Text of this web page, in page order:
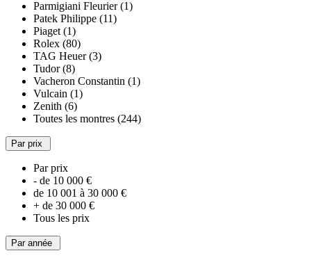
Parmigiani Fleurier (1)
Patek Philippe (11)
Piaget (1)
Rolex (80)
TAG Heuer (3)
Tudor (8)
Vacheron Constantin (1)
Vulcain (1)
Zenith (6)
Toutes les montres (244)
Par prix
Par prix
- de 10 000 €
de 10 001 à 30 000 €
+ de 30 000 €
Tous les prix
Par année